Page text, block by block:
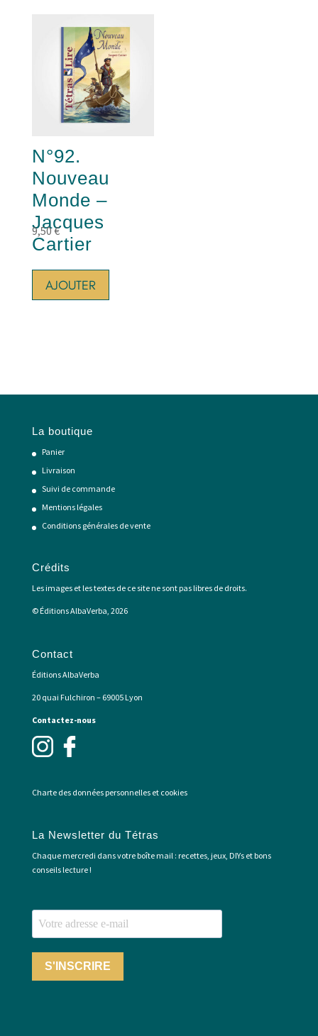
N°92.
Nouveau
Monde –
Jacques
Cartier
9,50€
AJOUTER
La boutique
Panier
Livraison
Suivi de commande
Mentions légales
Conditions générales de vente
Crédits
Les images et les textes de ce site ne sont pas libres de droits.
© Éditions AlbaVerba, 2026
Contact
Éditions AlbaVerba
20 quai Fulchiron – 69005 Lyon
Contactez-nous
Charte des données personnelles et cookies
La Newsletter du Tétras
Chaque mercredi dans votre boîte mail : recettes, jeux, DIYs et bons
conseils lecture !
S'INSCRIRE